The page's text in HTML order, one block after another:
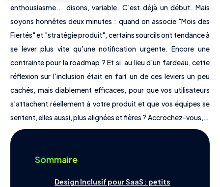
Nous découvrir
Tarifs
Outils
enthousiasme... disons, variable. C'est déjà un début. Mais
soyons honnêtes deux minutes : quand on associe "Mois des
Fiertés" et "stratégie produit", certains sourcils ont tendance à
se lever plus vite qu'une notification urgente. Encore une
contrainte pour la roadmap ? Et si, au lieu d'un fardeau, cette
réflexion sur l'inclusion était en fait un de ces leviers un peu
cachés, mais diablement efficaces, pour que vos utilisateurs
s’attachent réellement à votre produit et que vos équipes se
sentent, elles aussi, plus alignées et fières ? Accrochez-vous, le
voyage au-delà du simple logo pourrait bien vous surprendre.
Sommaire
Design Inclusif pour SaaS : petits